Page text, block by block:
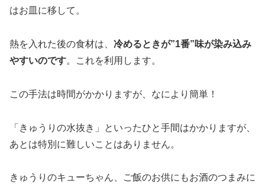
はお皿に移して。
熱を入れた後の食材は、 冷めるときが”1番”味が染み込み
やすいのです。これを利用します。
この手法は時間がかかりますが、なにより簡単！
「きゅうりの水抜き」といったひと手間はかかりますが、
あとは特別に難しいことはありません。
きゅうりのキューちゃん、ご飯のお供にもお酒のつまみに